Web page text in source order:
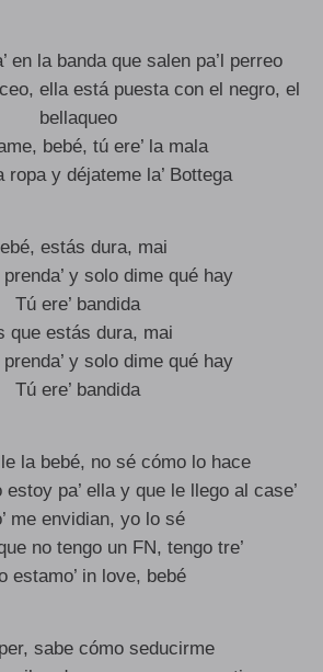
en la banda que salen pa’l perreo
ella está puesta con el negro, el
bellaqueo
bebé, tú ere’ la mala
ropa y déjateme la’ Bottega
estás dura, mai
prenda’ y solo dime qué hay
Tú ere’ bandida
que estás dura, mai
prenda’ y solo dime qué hay
Tú ere’ bandida
la bebé, no sé cómo lo hace
pa’ ella y que le llego al case’
me envidian, yo lo sé
no tengo un FN, tengo tre’
estamo’ in love, bebé
sabe cómo seducirme